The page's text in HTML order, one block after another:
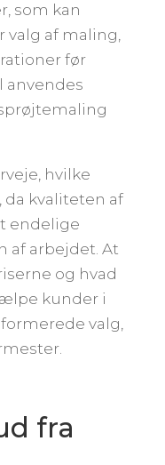
som kan
valg af maling,
før
anvendes
hvilke
da kvaliteten af
endelige
af arbejdet. At
og hvad
kunder i
valg,
fra